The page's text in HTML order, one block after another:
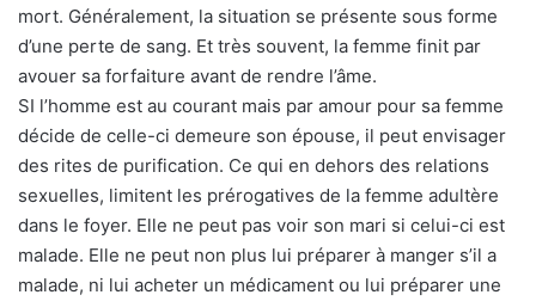
mort. Généralement, la situation se présente sous forme
d’une perte de sang. Et très souvent, la femme finit par
avouer sa forfaiture avant de rendre l’âme.
SI l’homme est au courant mais par amour pour sa femme
décide de celle-ci demeure son épouse, il peut envisager
des rites de purification. Ce qui en dehors des relations
sexuelles, limitent les prérogatives de la femme adultère
dans le foyer. Elle ne peut pas voir son mari si celui-ci est
malade. Elle ne peut non plus lui préparer à manger s’il a
malade, ni lui acheter un médicament ou lui préparer une